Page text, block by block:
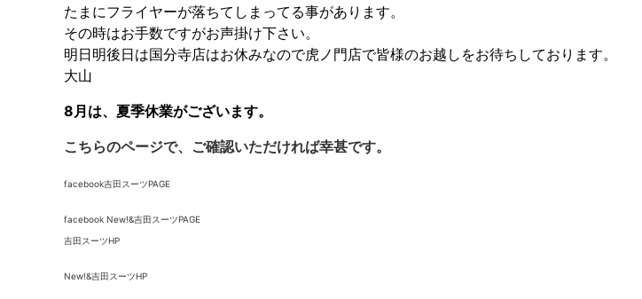
たまにフライヤーが落ちてしまってる事があります。
その時はお手数ですがお声掛け下さい。
明日明後日は国分寺店はお休みなので虎ノ門店で皆様のお越しをお待ちしております。
大山
8月は、夏季休業がございます。
こちらのページで、ご確認いただければ幸甚です。
facebook吉田スーツPAGE
facebook New!&吉田スーツPAGE
吉田スーツHP
New!&吉田スーツHP